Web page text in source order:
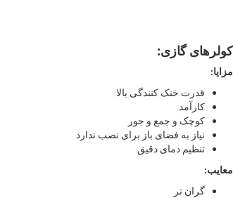
کولرهای گازی:
مزایا:
قدرت خنک کنندگی بالا
کارآمد
کوچک و جمع و جور
نیاز به فضای باز برای نصب ندارد
تنظیم دمای دقیق
معایب:
گران تر